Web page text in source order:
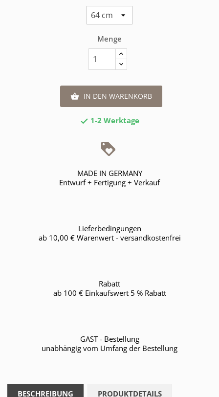
Menge
 IN DEN WARENKORB
 1-2 Werktage
MADE IN GERMANY
Entwurf + Fertigung + Verkauf
Lieferbedingungen
ab 10,00 € Warenwert - versandkostenfrei
Rabatt
ab 100 € Einkaufswert 5 % Rabatt
GAST - Bestellung
unabhängig vom Umfang der Bestellung
BESCHREIBUNG PRODUKTDETAILS